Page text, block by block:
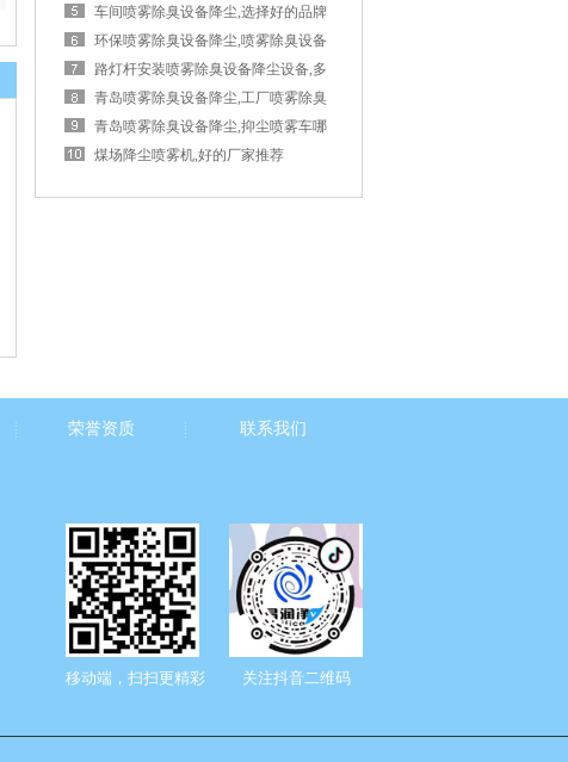
降...
车间喷雾除臭设备降尘,选择好的品牌
很...
环保喷雾除臭设备降尘,喷雾除臭设备
降...
路灯杆安装喷雾除臭设备降尘设备,多
功...
青岛喷雾除臭设备降尘,工厂喷雾除臭
设...
青岛喷雾除臭设备降尘,抑尘喷雾车哪
家...
煤场降尘喷雾机,好的厂家推荐
荣誉资质 联系我们
关注抖音二维码
移动端，扫扫更精彩